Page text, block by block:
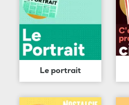
Le portrait